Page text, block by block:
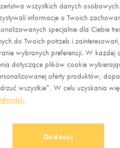
CZAPKA
wszystkich danych
informacje o Twoich
specjalnie dla Ciebie
do Twoich potrzeb i
wybranych preferencji. W każdej
dotyczące plików cookie
oferty produktów,
wszystkie”. W celu uzyskania
Dostosuj